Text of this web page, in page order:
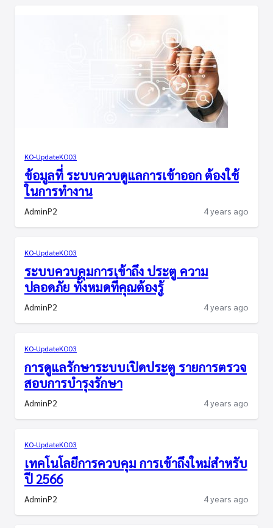
KO-UpdateKO03
ข้อมูลที่ ระบบควบดูแลการเข้าออก ต้องใช้
ในการทำงาน
AdminP2 4 years ago
KO-UpdateKO03
ระบบควบคุมการเข้าถึง ประตู ความ
ปลอดภัย ทั้งหมดที่คุณต้องรู้
AdminP2 4 years ago
KO-UpdateKO03
การดูแลรักษาระบบเปิดประตู รายการตรวจ
สอบการบำรุงรักษา
AdminP2 4 years ago
KO-UpdateKO03
เทคโนโลยีการควบคุม การเข้าถึงใหม่สำหรับ
ปี 2566
AdminP2 4 years ago